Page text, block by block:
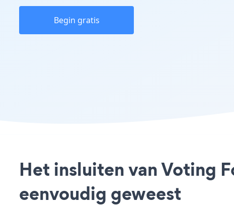
Begin gratis
Het insluiten van Voting
eenvoudig geweest